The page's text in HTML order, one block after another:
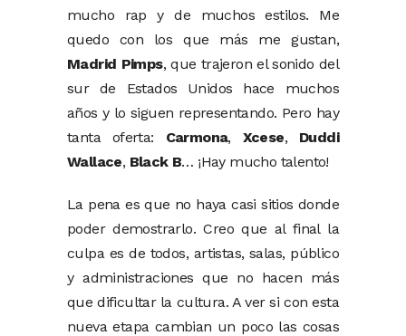
mucho rap y de muchos estilos. Me
quedo con los que más me gustan,
Madrid Pimps, que trajeron el sonido del
sur de Estados Unidos hace muchos
años y lo siguen representando. Pero hay
tanta oferta: Carmona, Xcese, Duddi
Wallace, Black B… ¡Hay mucho talento!
La pena es que no haya casi sitios donde
poder demostrarlo. Creo que al final la
culpa es de todos, artistas, salas, público
y administraciones que no hacen más
que dificultar la cultura. A ver si con esta
nueva etapa cambian un poco las cosas